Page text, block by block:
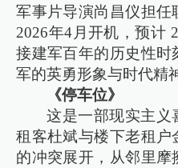
军事片导演尚昌仪担
2026年4月开机，预计
接建军百年的历史性
军的英勇形象与时代精
《停车位》
这是一部现实主义
租客杜斌与楼下老租
的冲突展开，从邻里